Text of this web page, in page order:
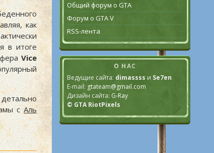
как
в итоге
Vice
сАль
Общий форум о GTA
Форум о GTA V
RSS-лента
О НАС
Ведущие сайта: dimassss и Se7en
E-mail: gtateam@gmail.com
Дизайн сайта: G-Ray
© GTA RiotPixels